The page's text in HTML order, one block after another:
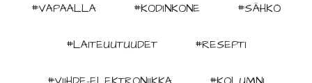
#VAPAALLA #KODINKONE #SÄHKÖ
#LAITEUUTUUDET #RESEPTI